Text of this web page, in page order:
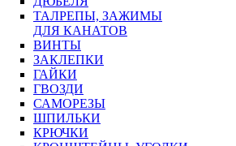
ТАЛРЕПЫ, ЗАЖИМЫ
ДЛЯ КАНАТОВ
ВИНТЫ
ЗАКЛЕПКИ
ГАЙКИ
ГВОЗДИ
САМОРЕЗЫ
ШПИЛЬКИ
КРЮЧКИ